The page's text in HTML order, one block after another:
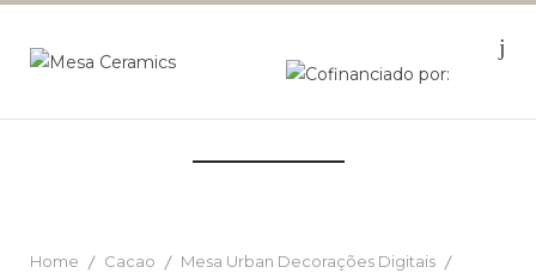
Home Cacao Mesa Urban Decorações Digitais